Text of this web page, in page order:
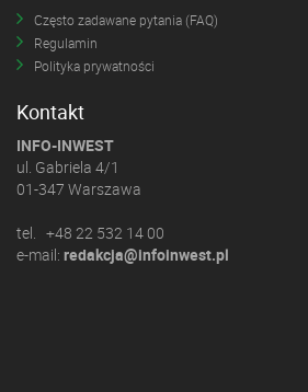
Często zadawane pytania (FAQ)
Regulamin
Polityka prywatności
Kontakt
INFO-INWEST
ul. Gabriela 4/1
01-347 Warszawa
tel. +48 22 532 14 00
e-mail: redakcja@infoinwest.pl